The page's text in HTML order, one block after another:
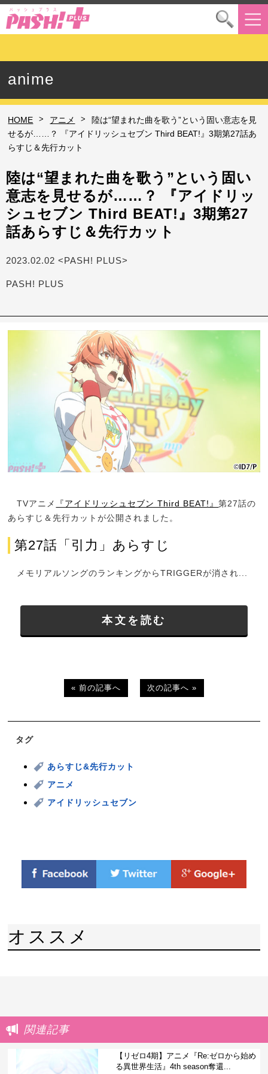
anime
HOME > アニメ >
陸は“望まれた曲を歌う”という固い意志を見
せるが……？ 『アイドリッシュセブン Third BEAT!』3期第27話あ
らすじ＆先行カット
陸は“望まれた曲を歌う”という固い
意志を見せるが……？ 『アイドリッ
シュセブン Third BEAT!』3期第27
話あらすじ＆先行カット
2023.02.02 <PASH! PLUS>
PASH! PLUS
TVアニメ 『アイドリッシュセブン Third BEAT!』第27話の
あらすじ＆先行カットが公開されました。
第27話「引力」あらすじ
メモリアルソングのランキングからTRIGGERが消され...
本文を読む
« 前の記事へ 次の記事へ »
タグ
あらすじ&先行カット
アニメ
アイドリッシュセブン
オススメ
関連記事
【リゼロ4期】アニメ『Re:ゼロから始め
る異世界生活』4th season奪還...